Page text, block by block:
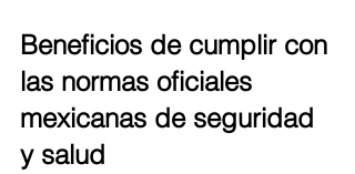
Beneficios de cumplir con
las normas oficiales
mexicanas de seguridad
y salud